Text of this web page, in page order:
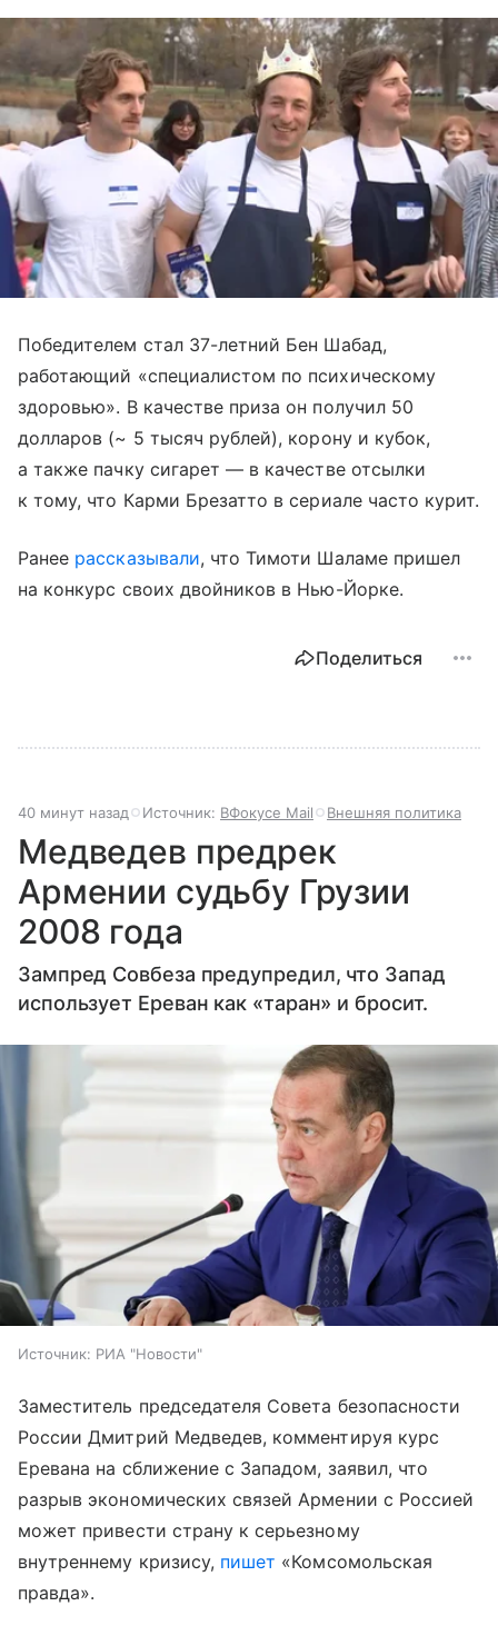
Победителем стал 37-летний Бен Шабад,
работающий «специалистом по психическому
здоровью». В качестве приза он получил 50
долларов (~ 5 тысяч рублей), корону и кубок,
а также пачку сигарет — в качестве отсылки
к тому, что Карми Брезатто в сериале часто курит.
Ранее рассказывали, что Тимоти Шаламе пришел
на конкурс своих двойников в Нью-Йорке.
Поделиться
40 минут назад Источник: ВФокусе Mail Внешняя политика
Медведев предрек
Армении судьбу Грузии
2008 года
Зампред Совбеза предупредил, что Запад
использует Ереван как «таран» и бросит.
Источник: РИА "Новости"
Заместитель председателя Совета безопасности
России Дмитрий Медведев, комментируя курс
Еревана на сближение с Западом, заявил, что
разрыв экономических связей Армении с Россией
может привести страну к серьезному
внутреннему кризису, пишет «Комсомольская
правда».